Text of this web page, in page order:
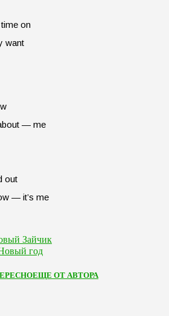
on
want
— me
out
— it’s me
Зайчик
год
ЕЩЕ ОТ АВТОРА